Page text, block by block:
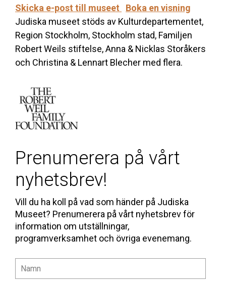
Skicka e-post till museet
Boka en visning
Judiska museet stöds av Kulturdepartementet,
Region Stockholm, Stockholm stad, Familjen
Robert Weils stiftelse, Anna & Nicklas Storåkers
och Christina & Lennart Blecher med flera.
Prenumerera på vårt
nyhetsbrev!
Vill du ha koll på vad som händer på Judiska
Museet? Prenumerera på vårt nyhetsbrev för
information om utställningar,
programverksamhet och övriga evenemang.